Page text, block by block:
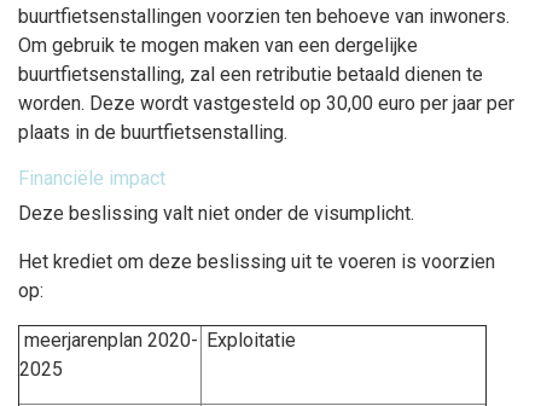
buurtfietsenstallingen voorzien ten behoeve van inwoners.
Om gebruik te mogen maken van een dergelijke
buurtfietsenstalling, zal een retributie betaald dienen te
worden. Deze wordt vastgesteld op 30,00 euro per jaar per
plaats in de buurtfietsenstalling.
Financiële impact
Deze beslissing valt niet onder de visumplicht.
Het krediet om deze beslissing uit te voeren is voorzien
op:
meerjarenplan 2020-
2025
Exploitatie